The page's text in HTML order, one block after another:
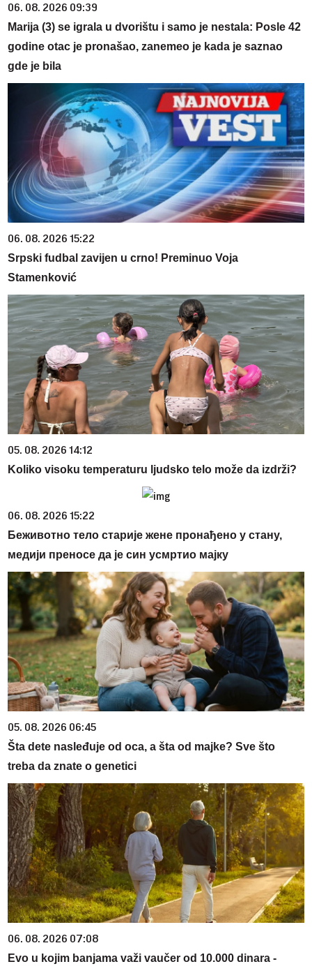
06. 08. 2026 09:39
Marija (3) se igrala u dvorištu i samo je nestala: Posle 42
godine otac je pronašao, zanemeo je kada je saznao
gde je bila
06. 08. 2026 15:22
Srpski fudbal zavijen u crno! Preminuo Voja
Stamenković
05. 08. 2026 14:12
Koliko visoku temperaturu ljudsko telo može da izdrži?
06. 08. 2026 15:22
Беживотно тело старије жене пронађено у стану,
медији преносе да је син усмртио мајку
05. 08. 2026 06:45
Šta dete nasleđuje od oca, a šta od majke? Sve što
treba da znate o genetici
06. 08. 2026 07:08
Evo u kojim banjama važi vaučer od 10.000 dinara -